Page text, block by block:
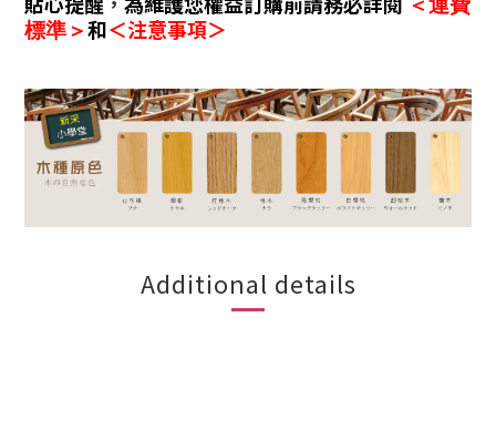
＜運費
標準＞和＜注意事項＞
Additional details